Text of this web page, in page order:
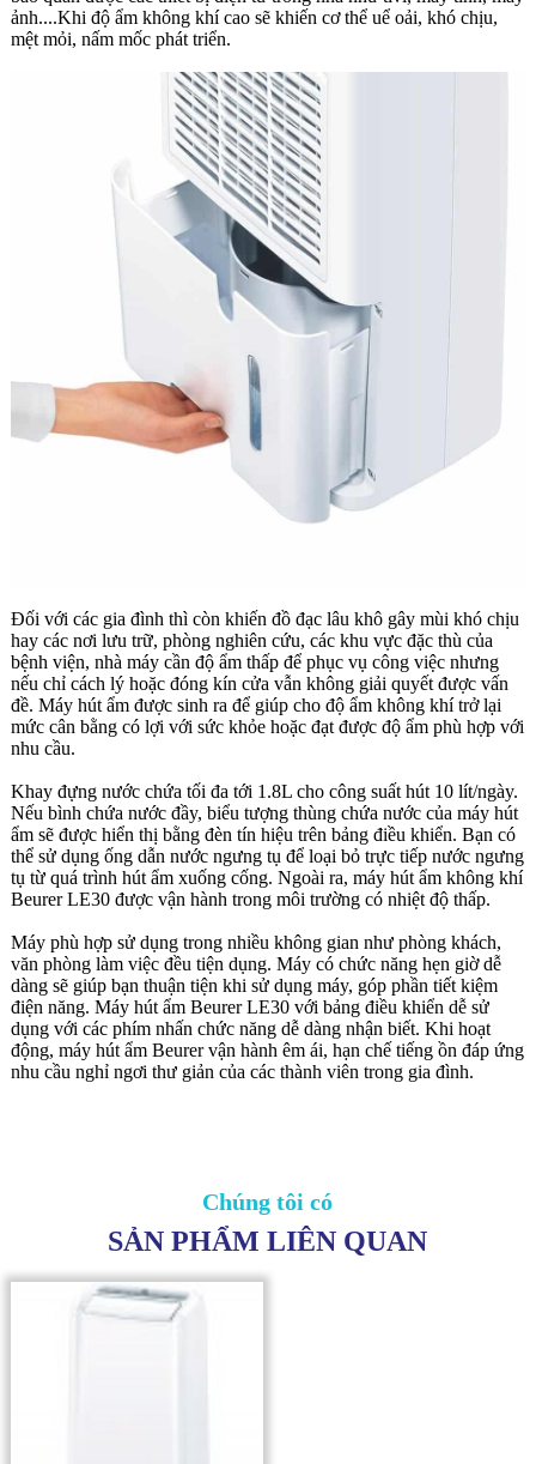
Máy hút ẩm Beurer LE30 có tác dụng cân bằng độ ẩm không khí
trong phòng, tránh ẩm mốc và các vi sinh vật do ẩm mốc gây ra và
bảo quản được các thiết bị điện tử trong nhà như tivi, máy tính, máy
ảnh....Khi độ ẩm không khí cao sẽ khiến cơ thể uể oải, khó chịu,
mệt mỏi, nấm mốc phát triển.
Đối với các gia đình thì còn khiến đồ đạc lâu khô gây mùi khó chịu
bệnh viện, nhà máy cần độ ẩm thấp để phục vụ công việc nhưng
nếu chỉ cách lý hoặc đóng kín cửa vẫn không giải quyết được vấn
đề. Máy hút ẩm được sinh ra để giúp cho độ ẩm không khí trở lại
mức cân bằng có lợi với sức khỏe hoặc đạt được độ ẩm phù hợp với
nhu cầu.
Nếu bình chứa nước đầy, biểu tượng thùng chứa nước của máy hút
ẩm sẽ được hiển thị bằng đèn tín hiệu trên bảng điều khiển. Bạn có
thể sử dụng ống dẫn nước ngưng tụ để loại bỏ trực tiếp nước ngưng
tụ từ quá trình hút ẩm xuống cống. Ngoài ra, máy hút ẩm không khí
Beurer LE30 được vận hành trong môi trường có nhiệt độ thấp.
Máy phù hợp sử dụng trong nhiều không gian như phòng khách,
nhu cầu nghỉ ngơi thư giản của các thành viên trong gia đình.